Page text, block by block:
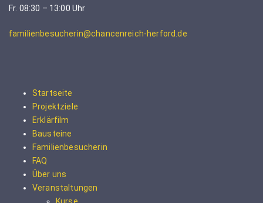
Fr. 08:30 – 13:00 Uhr
familienbesucherin@chancenreich-herford.de
Startseite
Projektziele
Erklärfilm
Bausteine
Familienbesucherin
FAQ
Über uns
Veranstaltungen